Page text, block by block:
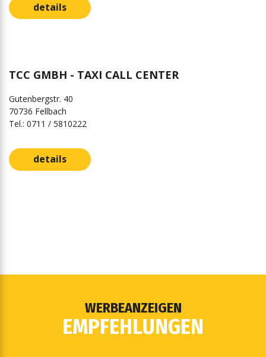
details
TCC GMBH - TAXI CALL CENTER
Gutenbergstr. 40
70736 Fellbach
Tel.: 0711 / 5810222
details
WERBEANZEIGEN
EMPFEHLUNGEN